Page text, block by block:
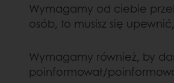
Wymagamy od ciebie
osób, to musisz się
Wymagamy również, by
poinformował/